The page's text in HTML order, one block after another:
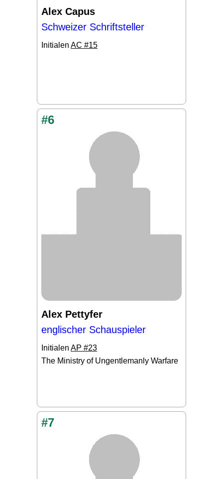
Alex Capus
Schweizer Schriftsteller
Initialen AC #15
#6
Alex Pettyfer
englischer Schauspieler
Initialen AP #23
The Ministry of Ungentlemanly Warfare
#7